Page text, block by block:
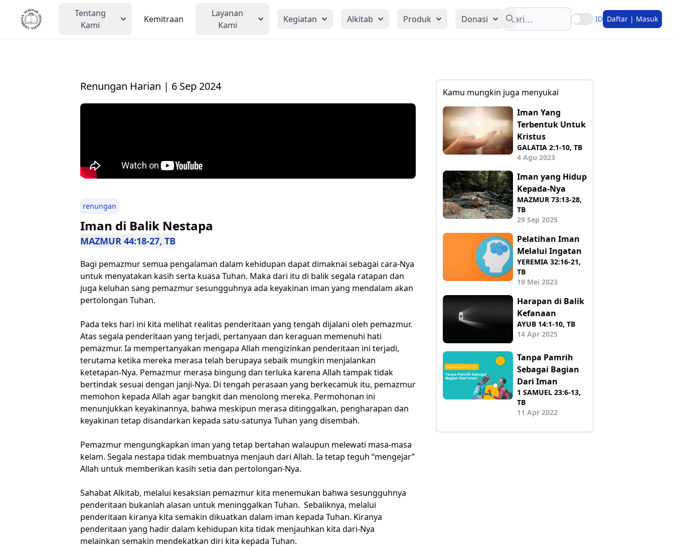
Tentang
Kami
Kemitraan
Layanan
Kami
Kegiatan Alkitab Produk Donasi
Search
ID Daftar | Masuk
Renungan Harian | 6 Sep 2024
renungan
Iman di Balik Nestapa
MAZMUR 44:18-27, TB
Bagi pemazmur semua pengalaman dalam kehidupan dapat dimaknai sebagai cara-Nya
untuk menyatakan kasih serta kuasa Tuhan. Maka dari itu di balik segala ratapan dan
juga keluhan sang pemazmur sesungguhnya ada keyakinan iman yang mendalam akan
pertolongan Tuhan.
Pada teks hari ini kita melihat realitas penderitaan yang tengah dijalani oleh pemazmur.
Atas segala penderitaan yang terjadi, pertanyaan dan keraguan memenuhi hati
pemazmur. Ia mempertanyakan mengapa Allah mengizinkan penderitaan ini terjadi,
terutama ketika mereka merasa telah berupaya sebaik mungkin menjalankan
ketetapan-Nya. Pemazmur merasa bingung dan terluka karena Allah tampak tidak
bertindak sesuai dengan janji-Nya. Di tengah perasaan yang berkecamuk itu, pemazmur
memohon kepada Allah agar bangkit dan menolong mereka. Permohonan ini
menunjukkan keyakinannya, bahwa meskipun merasa ditinggalkan, pengharapan dan
keyakinan tetap disandarkan kepada satu-satunya Tuhan yang disembah.
Pemazmur mengungkapkan iman yang tetap bertahan walaupun melewati masa-masa
kelam. Segala nestapa tidak membuatnya menjauh dari Allah. Ia tetap teguh “mengejar”
Allah untuk memberikan kasih setia dan pertolongan-Nya.
Sahabat Alkitab, melalui kesaksian pemazmur kita menemukan bahwa sesungguhnya
penderitaan bukanlah alasan untuk meninggalkan Tuhan. Sebaliknya, melalui
penderitaan kiranya kita semakin dikuatkan dalam iman kepada Tuhan. Kiranya
penderitaan yang hadir dalam kehidupan kita tidak menjauhkan kita dari-Nya
melainkan semakin mendekatkan diri kita kepada Tuhan.
Kamu mungkin juga menyukai
Iman Yang
Terbentuk Untuk
Kristus
GALATIA 2:1-10, TB
4 Agu 2023
Iman yang Hidup
Kepada-Nya
MAZMUR 73:13-28,
TB
29 Sep 2025
Pelatihan Iman
Melalui Ingatan
YEREMIA 32:16-21,
TB
19 Mei 2023
Harapan di Balik
Kefanaan
AYUB 14:1-10, TB
14 Apr 2025
Tanpa Pamrih
Sebagai Bagian
Dari Iman
1 SAMUEL 23:6-13,
TB
11 Apr 2022